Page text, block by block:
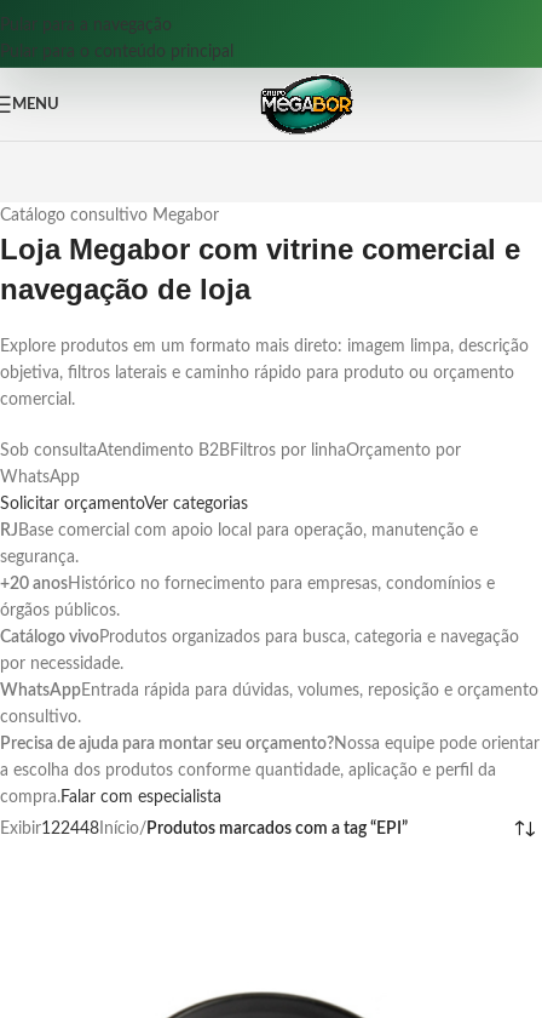
Pular para a navegação
Pular para o conteúdo principal
MENU
Catálogo consultivo Megabor
Loja Megabor com vitrine comercial e
navegação de loja
Explore produtos em um formato mais direto: imagem limpa, descrição
objetiva, filtros laterais e caminho rápido para produto ou orçamento
comercial.
Sob consultaAtendimento B2BFiltros por linhaOrçamento por
WhatsApp
Solicitar orçamentoVer categorias
RJ Base comercial com apoio local para operação, manutenção e
segurança.
+20 anosHistórico no fornecimento para empresas, condomínios e
órgãos públicos.
Catálogo vivoProdutos organizados para busca, categoria e navegação
por necessidade.
WhatsAppEntrada rápida para dúvidas, volumes, reposição e orçamento
consultivo.
Precisa de ajuda para montar seu orçamento?Nossa equipe pode orientar
a escolha dos produtos conforme quantidade, aplicação e perfil da
compra.Falar com especialista
Exibir122448 Início/ Produtos marcados com a tag “EPI”